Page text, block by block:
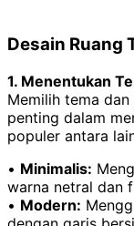
Desain Ruang
1. Menentukan
Memilih tema
penting dalam
populer antara
• Minimalis:
warna netral dan
• Modern: